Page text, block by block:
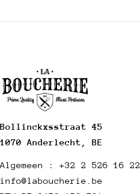
Bollinckxsstraat 45
1070 Anderlecht, BE
Algemeen : +32 2 526 16 22
info@laboucherie.be